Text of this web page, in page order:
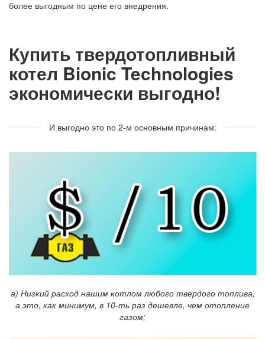
более выгодным по цене его внедрения.
Купить твердотопливный
котел Bionic Technologies
экономически выгодно!
И выгодно это по 2-м основным причинам:
а) Низкий расход нашим котлом любого твердого топлива,
а это, как минимум, в 10-ть раз дешевле, чем отопление
газом;